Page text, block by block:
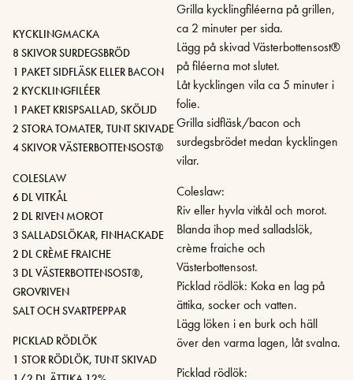
KYCKLINGMACKA
8 SKIVOR SURDEGSBRÖD
1 PAKET SIDFLÄSK ELLER BACON
2 KYCKLINGFILÉER
1 PAKET KRISPSALLAD, SKÖLJD
2 STORA TOMATER, TUNT SKIVADE
4 SKIVOR VÄSTERBOTTENSOST®
COLESLAW
6 DL VITKÅL
2 DL RIVEN MOROT
3 SALLADSLÖKAR, FINHACKADE
2 DL CRÈME FRAICHE
3 DL VÄSTERBOTTENSOST®,
GROVRIVEN
SALT OCH SVARTPEPPAR
PICKLAD RÖDLÖK
1 STOR RÖDLÖK, TUNT SKIVAD
Grilla kycklingfiléerna på grillen,
ca 2 minuter per sida.
Lägg på skivad Västerbottensost®
på filéerna mot slutet.
Låt kycklingen vila ca 5 minuter i
folie.
Grilla sidfläsk/bacon och
surdegsbrödet medan kycklingen
vilar.
Coleslaw:
Riv eller hyvla vitkål och morot.
Blanda ihop med salladslök,
crème fraiche och
Västerbottensost.
Picklad rödlök: Koka en lag på
ättika, socker och vatten.
Lägg löken i en burk och häll
över den varma lagen, låt svalna.
Picklad rödlök: